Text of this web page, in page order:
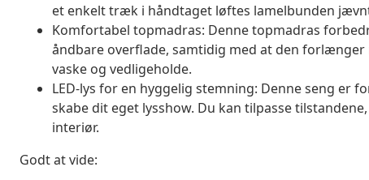
et enkelt træk i håndtaget løftes lamelbunden
Komfortabel topmadras: Denne topmadras
åndbare overflade, samtidig med at den
vaske og vedligeholde.
LED-lys for en hyggelig stemning: Denne seng er
skabe dit eget lysshow. Du kan tilpasse
interiør.
Godt at vide: